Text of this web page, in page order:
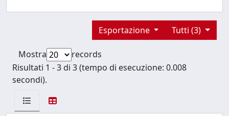
Tutti (3)
Esportazione
Mostra
records
Risultati 1 - 3 di 3 (tempo di esecuzione: 0.008
secondi).